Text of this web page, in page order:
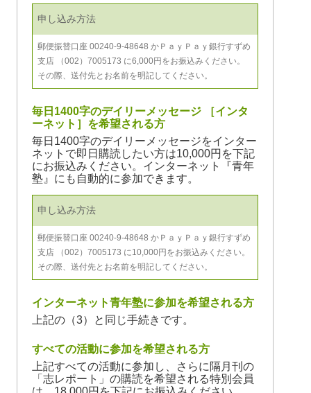
申し込み方法
郵便振替口座 00240-9-48648 かＰａｙＰａｙ銀行すずめ
支店 （002）7005173 に6,000円をお振込みください。
その際、送付先とお名前を明記してください。
毎日1400字のデイリーメッセージ ［インタ
ーネット］を希望される方
毎日1400字のデイリーメッセージをインター
ネットで即日購読したい方は10,000円を下記
にお振込みください。インターネット『青年
塾』にも自動的に参加できます。
申し込み方法
郵便振替口座 00240-9-48648 かＰａｙＰａｙ銀行すずめ
支店 （002）7005173 に10,000円をお振込みください。
その際、送付先とお名前を明記してください。
インターネット青年塾に参加を希望される方
上記の（3）と同じ手続きです。
すべての活動に参加を希望される方
上記すべての活動に参加し、さらに隔月刊の
「志レポート」の購読を希望される特別会員